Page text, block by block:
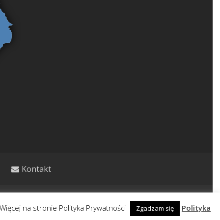
Kontakt
Wpisy nie stanowią porady lekarskiej.
na stronie Polityka Prywatności Zgadzam się
Polityka